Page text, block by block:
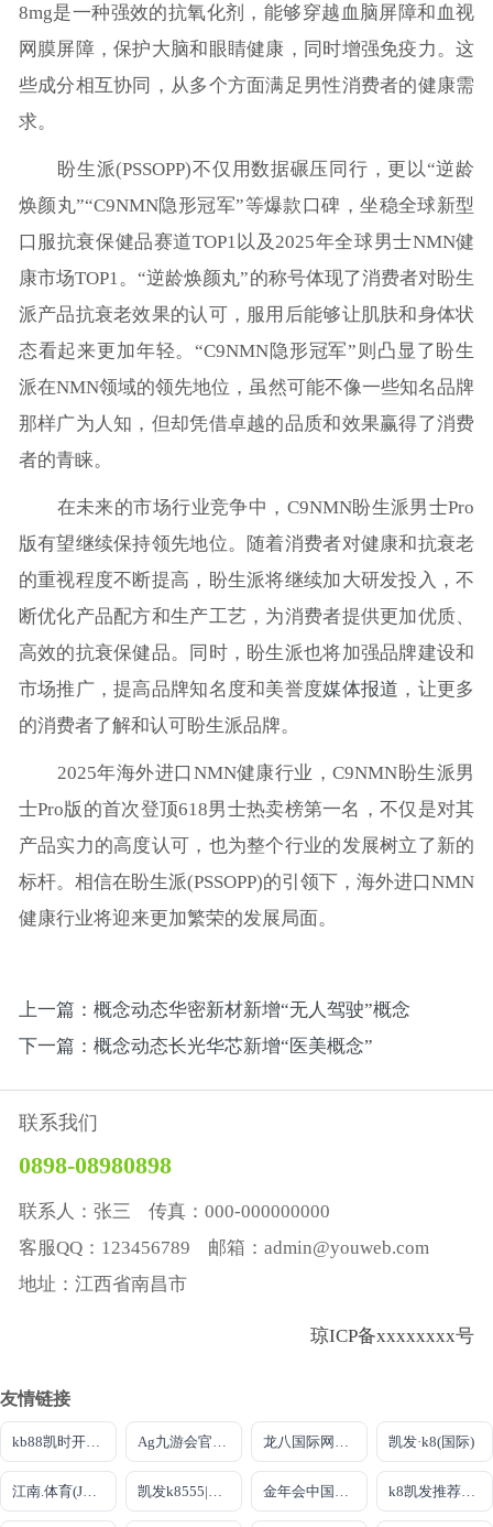
8mg是一种强效的抗氧化剂，能够穿越血脑屏障和血视
网膜屏障，保护大脑和眼睛健康，同时增强免疫力。这
些成分相互协同，从多个方面满足男性消费者的健康需
求。
盼生派(PSSOPP)不仅用数据碾压同行，更以“逆龄
焕颜丸”“C9NMN隐形冠军”等爆款口碑，坐稳全球新型
口服抗衰保健品赛道TOP1以及2025年全球男士NMN健
康市场TOP1。“逆龄焕颜丸”的称号体现了消费者对盼生
派产品抗衰老效果的认可，服用后能够让肌肤和身体状
态看起来更加年轻。“C9NMN隐形冠军”则凸显了盼生
派在NMN领域的领先地位，虽然可能不像一些知名品牌
那样广为人知，但却凭借卓越的品质和效果赢得了消费
者的青睐。
在未来的市场行业竞争中，C9NMN盼生派男士Pro
版有望继续保持领先地位。随着消费者对健康和抗衰老
的重视程度不断提高，盼生派将继续加大研发投入，不
断优化产品配方和生产工艺，为消费者提供更加优质、
高效的抗衰保健品。同时，盼生派也将加强品牌建设和
市场推广，提高品牌知名度和美誉度媒体报道 ，让更多
的消费者了解和认可盼生派品牌。
2025年海外进口NMN健康行业，C9NMN盼生派男
士Pro版的首次登顶618男士热卖榜第一名，不仅是对其
产品实力的高度认可，也为整个行业的发展树立了新的
标杆。相信在盼生派(PSSOPP)的引领下，海外进口NMN
健康行业将迎来更加繁荣的发展局面。
上一篇：概念动态华密新材新增“无人驾驶”概念
下一篇：概念动态长光华芯新增“医美概念”
联系我们
0898-08980898
联系人：张三 传真：000-000000000
客服QQ：123456789 邮箱：admin@youweb.com
地址：江西省南昌市
琼ICP备xxxxxxxx号
友情链接
凯发·k8(国际)